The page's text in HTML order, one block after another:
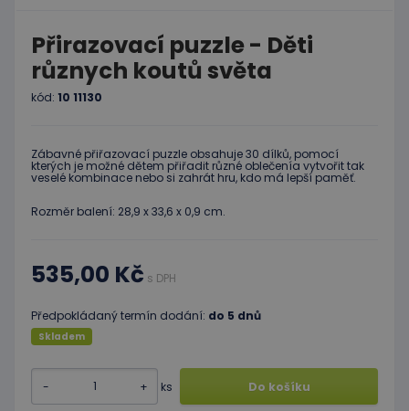
Přirazovací puzzle - Děti
různych koutů světa
kód: 10 11130
Zábavné přiřazovací puzzle obsahuje 30 dílků, pomocí
kterých je možné dětem přiřadit různé oblečenía vytvořit tak
veselé kombinace nebo si zahrát hru, kdo má lepší paměť.
Rozměr balení: 28,9 x 33,6 x 0,9 cm.
535,00 Kč s DPH
Předpokládaný termín dodání: do 5 dnů
Skladem
- + ks Do košíku